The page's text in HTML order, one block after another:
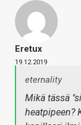
Eretux
19.12.2019
eternality
Mikä tässä
heatpipeen?